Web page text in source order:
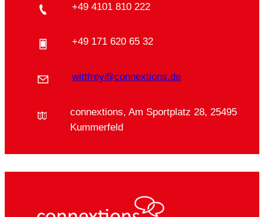
+49 4101 810 222
+49 171 620 65 32
wittfrey@connextions.de
connextions, Am Sportplatz 28, 25495
Kummerfeld